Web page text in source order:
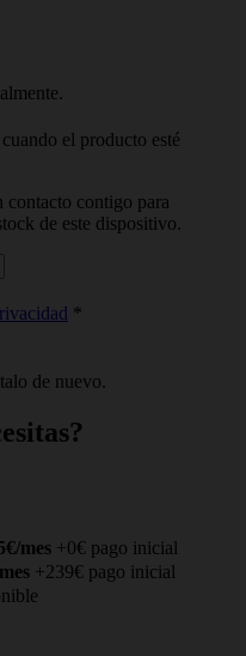
el producto esté
contacto contigo para
de este dispositivo.
*
de nuevo.
mes +0€ pago inicial
+239€ pago inicial